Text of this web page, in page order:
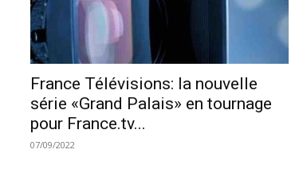
France Télévisions: la nouvelle
série «Grand Palais» en tournage
pour France.tv...
07/09/2022